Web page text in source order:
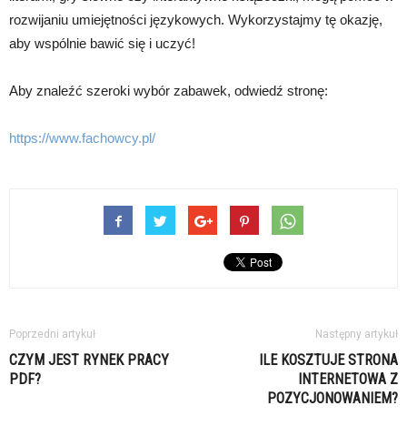
rozwijaniu umiejętności językowych. Wykorzystajmy tę okazję,
aby wspólnie bawić się i uczyć!
Aby znaleźć szeroki wybór zabawek, odwiedź stronę:
https://www.fachowcy.pl/
Poprzedni artykuł
CZYM JEST RYNEK PRACY
PDF?
Następny artykuł
ILE KOSZTUJE STRONA
INTERNETOWA Z
POZYCJONOWANIEM?